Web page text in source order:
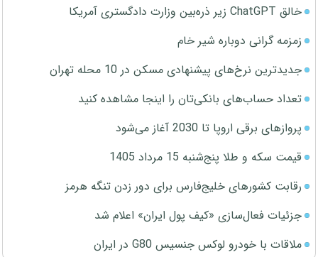
خالق ChatGPT زیر ذره‌بین وزارت دادگستری آمریکا
زمزمه گرانی دوباره شیر خام
جدیدترین نرخ‌های پیشنهادی مسکن در 10 محله تهران
تعداد حساب‌های بانکی‌تان را اینجا مشاهده کنید
پروازهای برقی اروپا تا 2030 آغاز می‌شود
قیمت سکه و طلا پنج‌شنبه 15 مرداد 1405
رقابت کشورهای خلیج‌فارس برای دور زدن تنگه هرمز
جزئیات فعال‌سازی «کیف پول ایران» اعلام شد
ملاقات با خودرو لوکس جنسیس G80 در ایران